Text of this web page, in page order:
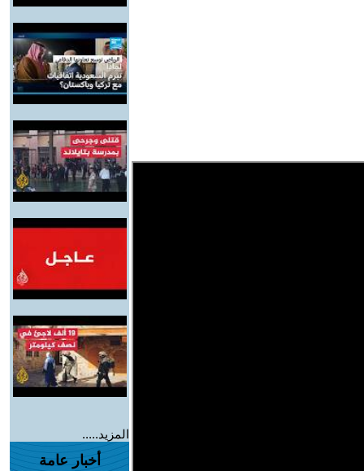
المزيد.....
أخبار عامة